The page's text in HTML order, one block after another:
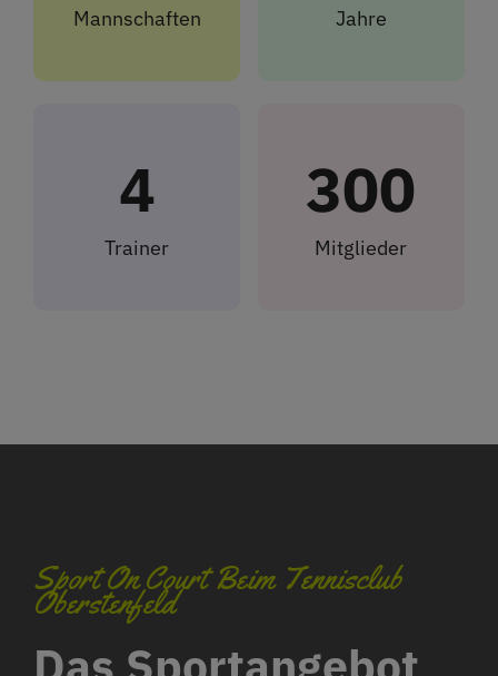
Mannschaften Jahre
4
Trainer
300
Mitglieder
Sport On Court Beim Tennisclub
Oberstenfeld